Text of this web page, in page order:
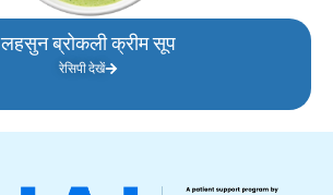
लहसुन ब्रोकली क्रीम सूप
रेसिपी देखें